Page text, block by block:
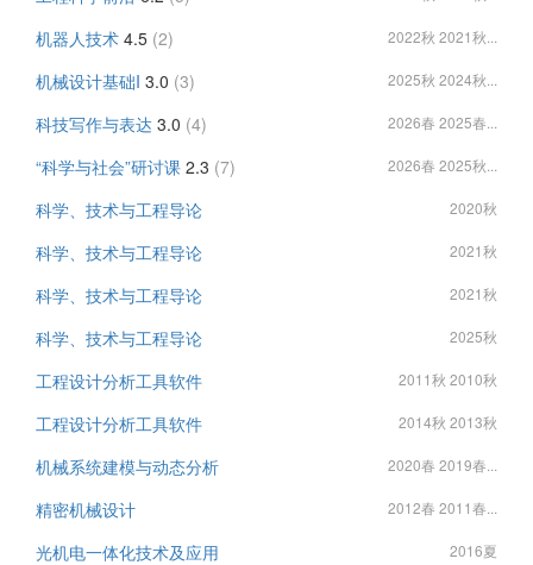
机器人技术 4.5 (2) 2022秋 2021秋...
机械设计基础I 3.0 (3) 2025秋 2024秋...
科技写作与表达 3.0 (4) 2026春 2025春...
“科学与社会”研讨课 2.3 (7) 2026春 2025秋...
科学、技术与工程导论 2020秋
科学、技术与工程导论 2021秋
科学、技术与工程导论 2021秋
科学、技术与工程导论 2025秋
工程设计分析工具软件 2011秋 2010秋
工程设计分析工具软件 2014秋 2013秋
机械系统建模与动态分析 2020春 2019春...
精密机械设计 2012春 2011春...
光机电一体化技术及应用 2016夏